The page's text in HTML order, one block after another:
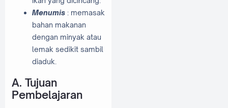
Menumis : memasak
bahan makanan
dengan minyak atau
lemak sedikit sambil
diaduk.
A. Tujuan
Pembelajaran